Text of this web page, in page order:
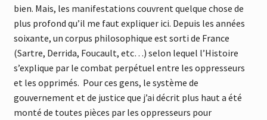
bien. Mais, les manifestations couvrent quelque chose de
plus profond qu’il me faut expliquer ici. Depuis les années
soixante, un corpus philosophique est sorti de France
(Sartre, Derrida, Foucault, etc…) selon lequel l’Histoire
s’explique par le combat perpétuel entre les oppresseurs
et les opprimés. Pour ces gens, le système de
gouvernement et de justice que j’ai décrit plus haut a été
monté de toutes pièces par les oppresseurs pour